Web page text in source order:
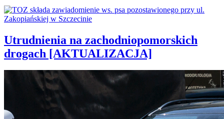
Utrudnienia na zachodniopomorskich
drogach [AKTUALIZACJA]